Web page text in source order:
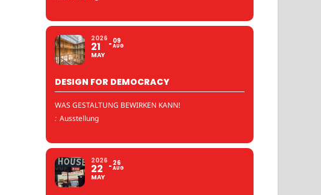
2026
21
MAY
09
AUG
DESIGN FOR DEMOCRACY
WAS GESTALTUNG BEWIRKEN KANN!
: Ausstellung
2026
22
MAY
26
AUG